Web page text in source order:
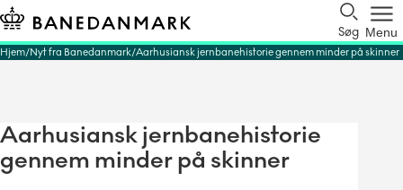
Søg Menu
Hjem Nyt fra Banedanmark Aarhusiansk jernbanehistorie gennem minder på skinner
Aarhusiansk jernbanehistorie
gennem minder på skinner